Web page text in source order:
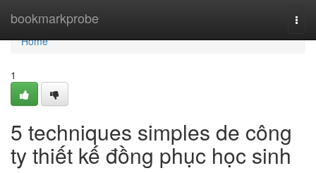
bookmarkprobe
Home
Home
1
5 techniques simples de công
ty thiết kế đồng phục học sinh